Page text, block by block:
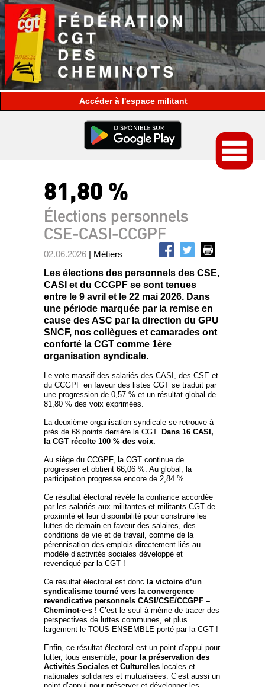
espace militant
81,80 %
Élections personnels
CSE-CASI-CCGPF
02.06.2026 | Métiers
Les élections des personnels des CSE,
CASI et du CCGPF se sont tenues
entre le 9 avril et le 22 mai 2026. Dans
une période marquée par la remise en
cause des ASC par la direction du GPU
SNCF, nos collègues et camarades ont
conforté la CGT comme 1ère
organisation syndicale.
Le vote massif des salariés des CASI, des CSE et
du CCGPF en faveur des listes CGT se traduit par
une progression de 0,57 % et un résultat global de
81,80 % des voix exprimées.
La deuxième organisation syndicale se retrouve à
près de 68 points derrière la CGT. Dans 16 CASI,
la CGT récolte 100 % des voix.
Au siège du CCGPF, la CGT continue de
progresser et obtient 66,06 %. Au global, la
participation progresse encore de 2,84 %.
Ce résultat électoral révèle la confiance accordée
par les salariés aux militantes et militants CGT de
proximité et leur disponibilité pour construire les
luttes de demain en faveur des salaires, des
conditions de vie et de travail, comme de la
pérennisation des emplois directement liés au
modèle d’activités sociales développé et
revendiqué par la CGT !
Ce résultat électoral est donc la victoire d’un
syndicalisme tourné vers la convergence
revendicative personnels CASI/CSE/CCGPF –
Cheminot·e·s ! C’est le seul à même de tracer des
perspectives de luttes communes, et plus
largement le TOUS ENSEMBLE porté par la CGT !
Enfin, ce résultat électoral est un point d’appui pour
lutter, tous ensemble, pour la préservation des
Activités Sociales et Culturelles locales et
nationales solidaires et mutualisées. C’est aussi un